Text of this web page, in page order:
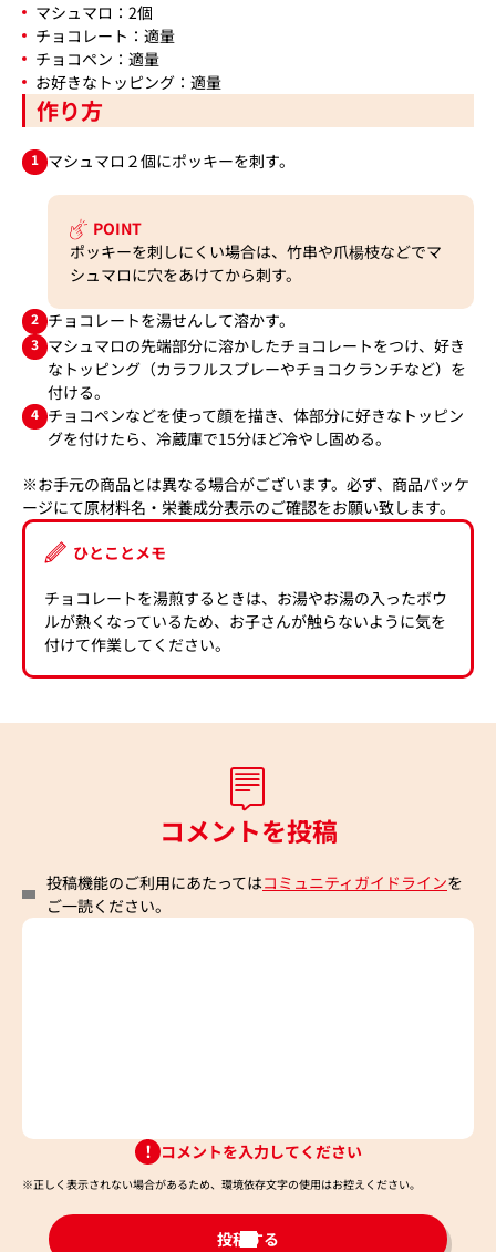
マシュマロ：2個
チョコレート：適量
チョコペン：適量
お好きなトッピング：適量
作り方
1 マシュマロ２個にポッキーを刺す。
POINT
ポッキーを刺しにくい場合は、竹串や爪楊枝などでマ
シュマロに穴をあけてから刺す。
2 チョコレートを湯せんして溶かす。
3 マシュマロの先端部分に溶かしたチョコレートをつけ、好き
なトッピング（カラフルスプレーやチョコクランチなど）を
付ける。
4 チョコペンなどを使って顔を描き、体部分に好きなトッピン
グを付けたら、冷蔵庫で15分ほど冷やし固める。
※お手元の商品とは異なる場合がございます。必ず、商品パッケ
ージにて原材料名・栄養成分表示のご確認をお願い致します。
ひとことメモ
チョコレートを湯煎するときは、お湯やお湯の入ったボウ
ルが熱くなっているため、お子さんが触らないように気を
付けて作業してください。
コメントを投稿
投稿機能のご利用にあたってはコミュニティガイドラインを
ご一読ください。
コメントを入力してください
※正しく表示されない場合があるため、環境依存文字の使用はお控えください。​
投稿する